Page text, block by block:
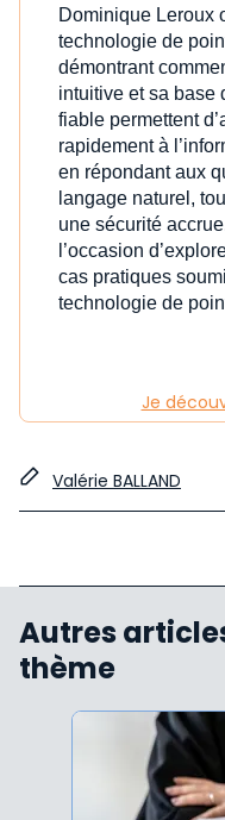
Dominique Leroux
technologie de
démontrant
intuitive et sa base
fiable permettent
rapidement à
en répondant aux
langage naturel,
une sécurité
l’occasion
cas pratiques
technologie de
Je
Valérie BALLAND
Autres
thème